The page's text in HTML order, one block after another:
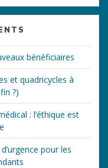
bénéficiaires
et quadricycles à
?)
: l’éthique est
pour les